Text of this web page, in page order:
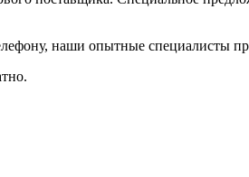
наши опытные специалисты